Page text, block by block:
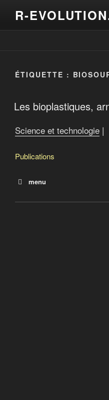
R-
ÉTIQUETTE :
Les bioplastiques,
Science et technologie |
Publications
menu